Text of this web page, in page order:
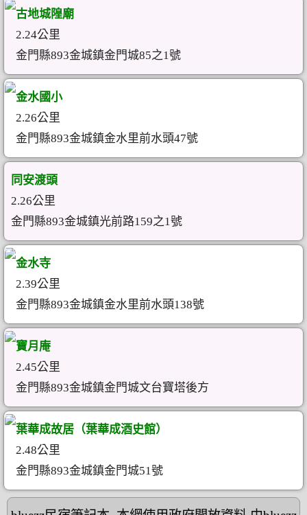
古地城隍廟
2.24公里
金門縣893金城鎮金門城85之1號
金水國小
2.26公里
金門縣893金城鎮金水里前水頭47號
同安渡頭
2.26公里
金門縣893金城鎮光前路159之1號
金水寺
2.39公里
金門縣893金城鎮金水里前水頭138號
寶月庵
2.45公里
金門縣893金城鎮金門城文台寶塔後方
葉華成故居（葉華成酒史館）
2.48公里
金門縣893金城鎮金門城51號